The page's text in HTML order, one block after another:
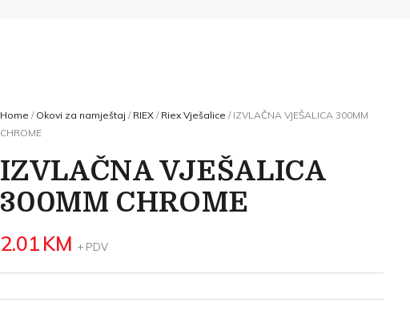
Home / Okovi za namještaj / RIEX/ Riex Vješalice / IZVLAČNA VJEŠALICA 300MM
CHROME
IZVLAČNA VJEŠALICA
300MM CHROME
2.01KM + PDV